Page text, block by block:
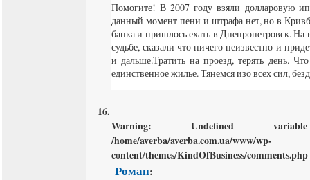
Помогите! В 2007 году взяли долларовую
данный момент пени и штрафа нет, но в
банка и пришлось ехать в Днепропетровск.
судьбе, сказали что ничего неизвестно и
и дальше.Тратить на проезд, терять день.
единственное жилье. Тянемся изо всех сил,
Warning: Undefined
/home/averba/averba.com.ua/www/wp-
content/themes/KindOfBusiness/comments.php
Роман: